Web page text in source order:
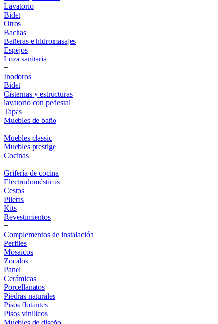
Lavatorio
Bidet
Otros
Bachas
Bañeras e hidromasajes
Espejos
Loza sanitaria
+
Inodoros
Bidet
Cisternas y estructuras
lavatorio con pedestal
Tapas
Muebles de baño
+
Muebles classic
Muebles prestige
Cocinas
+
Grifería de cocina
Electrodomésticos
Cestos
Piletas
Kits
Revestimientos
+
Complementos de instalación
Perfiles
Mosaicos
Zocalos
Panel
Cerámicas
Porcellanatos
Piedras naturales
Pisos flotantes
Pisos vinilicos
Muebles de diseño